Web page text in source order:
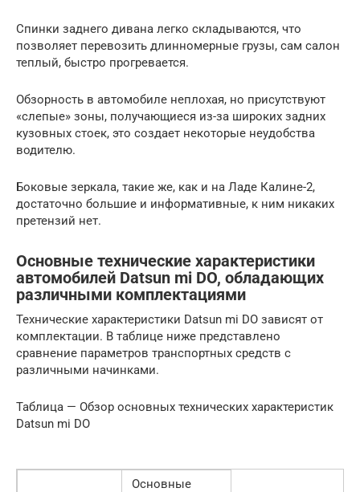
Спинки заднего дивана легко складываются, что
позволяет перевозить длинномерные грузы, сам салон
теплый, быстро прогревается.
Обзорность в автомобиле неплохая, но присутствуют
«слепые» зоны, получающиеся из-за широких задних
кузовных стоек, это создает некоторые неудобства
водителю.
Боковые зеркала, такие же, как и на Ладе Калине-2,
достаточно большие и информативные, к ним никаких
претензий нет.
Основные технические характеристики
автомобилей Datsun mi DO, обладающих
различными комплектациями
Технические характеристики Datsun mi DO зависят от
комплектации. В таблице ниже представлено
сравнение параметров транспортных средств с
различными начинками.
Таблица — Обзор основных технических характеристик
Datsun mi DO
Основные